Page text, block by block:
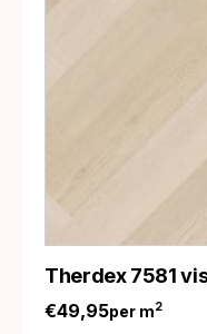
Therdex 7581
€49,95per m2